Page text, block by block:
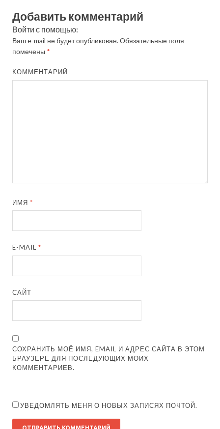
Добавить комментарий
Войти с помощью:
Ваш e-mail не будет опубликован.Обязательные поля
помечены *
КОММЕНТАРИЙ
ИМЯ*
E-MAIL*
САЙТ
СОХРАНИТЬ МОЁ ИМЯ, EMAIL И АДРЕС САЙТА В ЭТОМ
БРАУЗЕРЕ ДЛЯ ПОСЛЕДУЮЩИХ МОИХ
КОММЕНТАРИЕВ.
УВЕДОМЛЯТЬ МЕНЯ О НОВЫХ ЗАПИСЯХ ПОЧТОЙ.